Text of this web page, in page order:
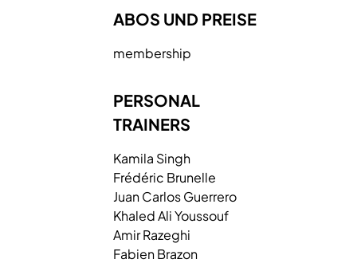
ABOS UND PREISE
membership
PERSONAL
TRAINERS
Kamila Singh
Frédéric Brunelle
Juan CarlosGuerrero
KhaledAli Youssouf
AmirRazeghi
FabienBrazon